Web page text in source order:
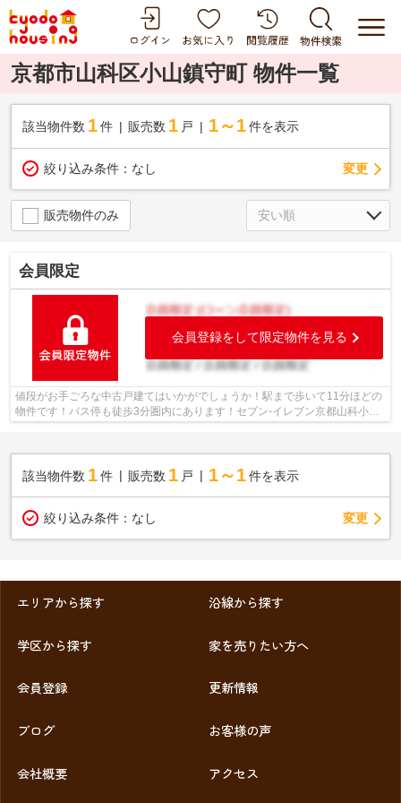
京都市山科区小山鎮守町 物件一覧
該当物件数 1件 販売数 1 戸 1～1 件を表示
絞り込み条件： なし 変更
販売物件のみ
会員限定
会員登録をして限定物件を見る
値段がお手ごろな中古戸建てはいかがでしょうか！駅まで歩いて11分ほどの
物件です！バス停も徒歩3分圏内にあります！セブン-イレブン京都山科小山
店が近く(407m)にあるので急な買い物...
該当物件数 1件 販売数 1 戸 1～1 件を表示
絞り込み条件： なし 変更
エリアから探す 沿線から探す
学区から探す 家を売りたい方へ
会員登録 更新情報
ブログ お客様の声
会社概要 アクセス